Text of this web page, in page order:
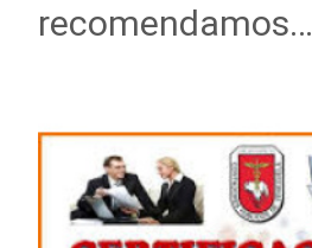
recomendamos…